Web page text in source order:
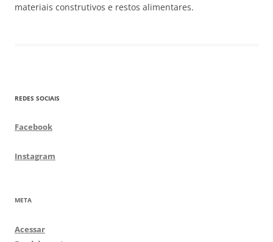
materiais construtivos e restos alimentares.
REDES SOCIAIS
Facebook
Instagram
META
Acessar